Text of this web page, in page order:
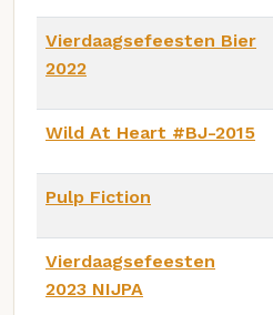
Vierdaagsefeesten Bier
2022
Wild At Heart #BJ-2015
Pulp Fiction
Vierdaagsefeesten
2023 NIJPA